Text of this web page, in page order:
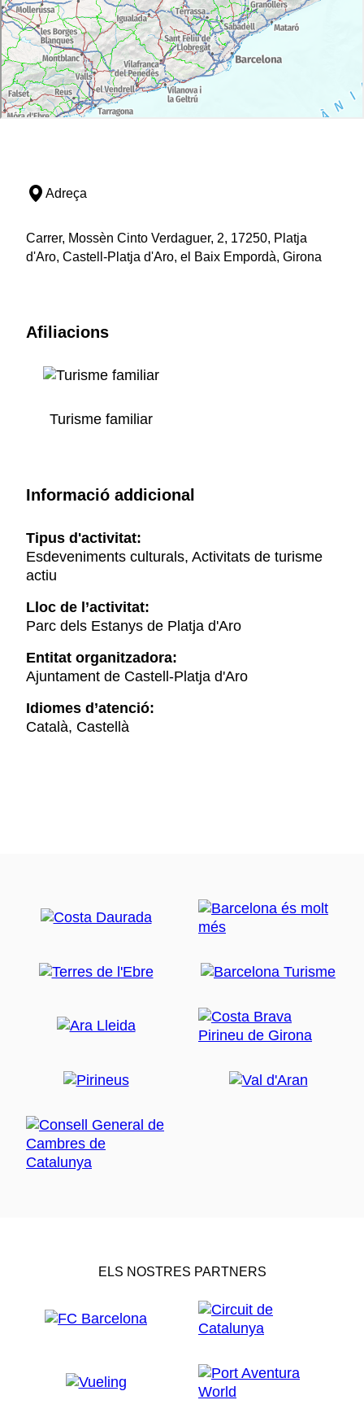
Adreça
Carrer, Mossèn Cinto Verdaguer, 2, 17250, Platja
d'Aro, Castell-Platja d'Aro, el Baix Empordà, Girona
Afiliacions
Turisme familiar
Informació addicional
Tipus d'activitat:
Esdeveniments culturals, Activitats de turisme
actiu
Lloc de l’activitat:
Parc dels Estanys de Platja d'Aro
Entitat organitzadora:
Ajuntament de Castell-Platja d'Aro
Idiomes d’atenció:
Català, Castellà
ELS NOSTRES PARTNERS